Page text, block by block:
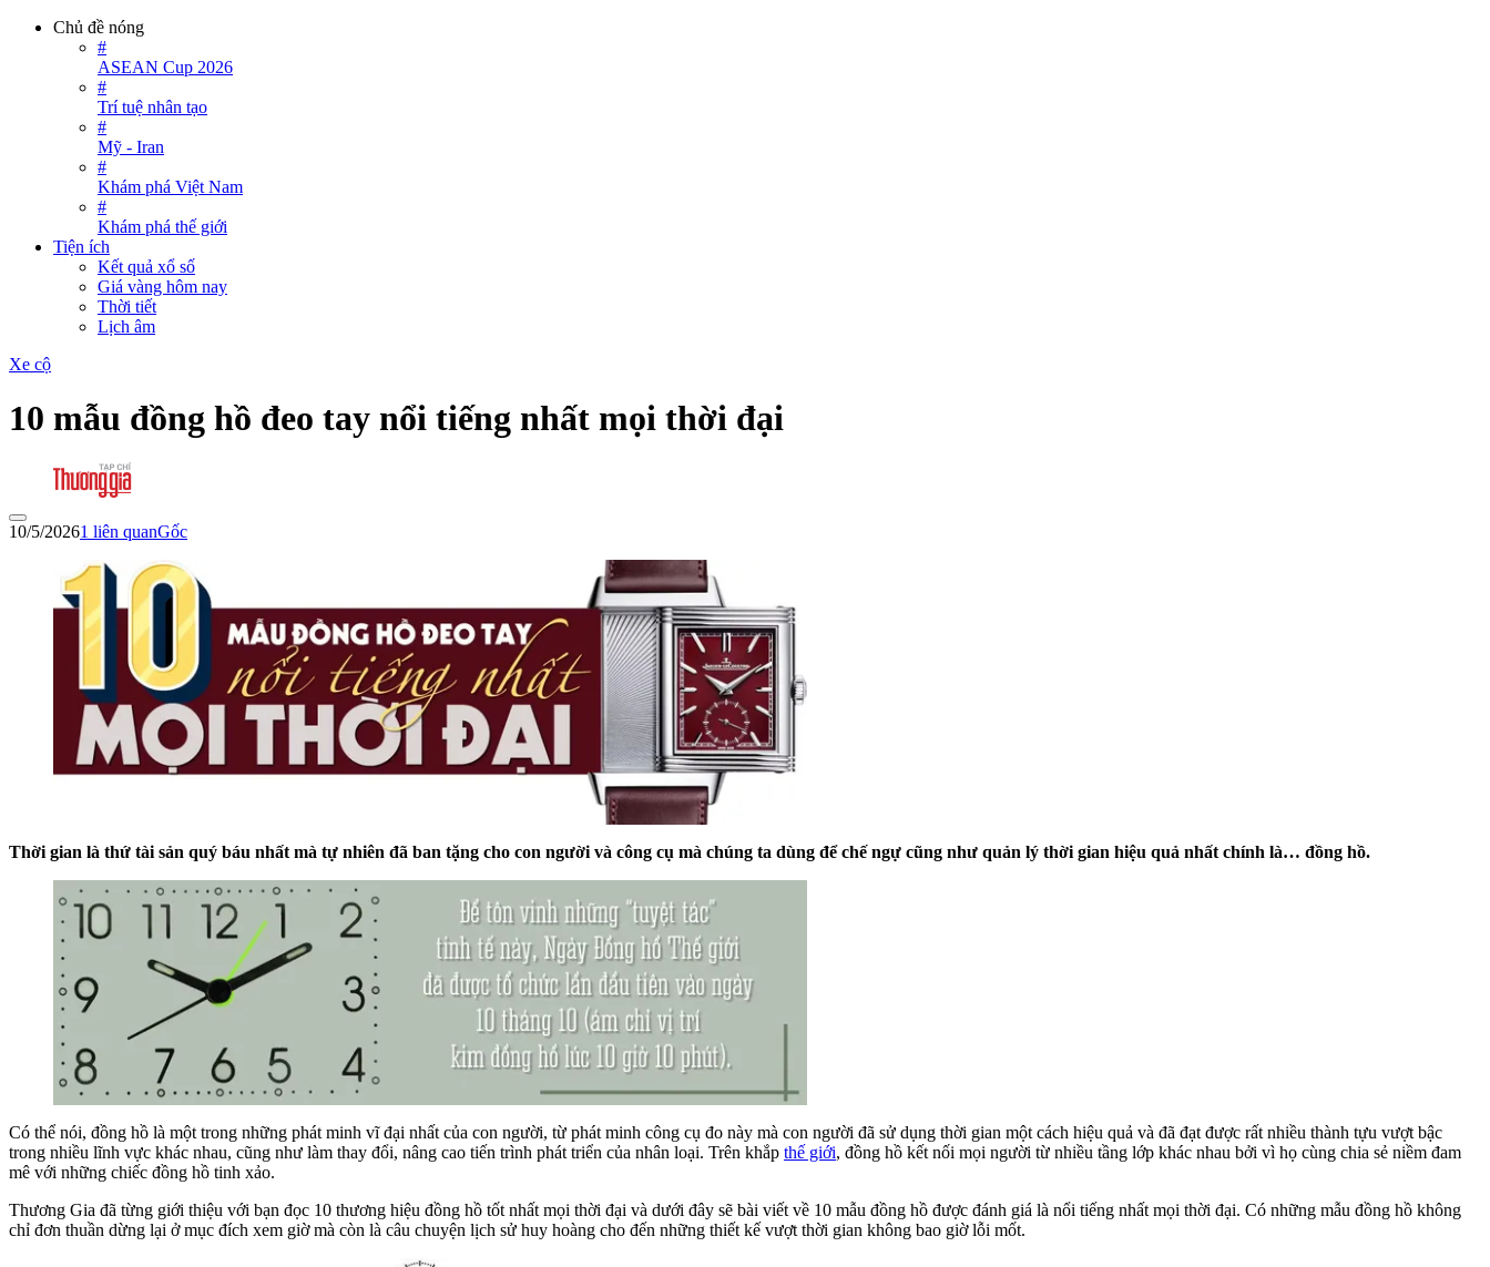
Chủ đề nóng
#
ASEAN Cup 2026
#
Trí tuệ nhân tạo
#
Mỹ - Iran
#
Khám phá Việt Nam
#
Khám phá thế giới
Tiện ích
Kết quả xổ số
Giá vàng hôm nay
Thời tiết
Lịch âm
Xe cộ
10 mẫu đồng hồ đeo tay nổi tiếng nhất mọi thời đại
10/5/20261 liên quanGốc
Thời gian là thứ tài sản quý báu nhất mà tự nhiên đã ban tặng cho con người và công cụ mà chúng ta dùng để chế ngự cũng như quản lý thời gian hiệu quả nhất chính là… đồng hồ.
Có thể nói, đồng hồ là một trong những phát minh vĩ đại nhất của con người, từ phát minh công cụ đo này mà con người đã sử dụng thời gian một cách hiệu quả và đã đạt được rất nhiều thành tựu vượt bậc
trong nhiều lĩnh vực khác nhau, cũng như làm thay đổi, nâng cao tiến trình phát triển của nhân loại. Trên khắp thế giới, đồng hồ kết nối mọi người từ nhiều tầng lớp khác nhau bởi vì họ cùng chia sẻ niềm đam
mê với những chiếc đồng hồ tinh xảo.
Thương Gia đã từng giới thiệu với bạn đọc 10 thương hiệu đồng hồ tốt nhất mọi thời đại và dưới đây sẽ bài viết về 10 mẫu đồng hồ được đánh giá là nổi tiếng nhất mọi thời đại. Có những mẫu đồng hồ không
chỉ đơn thuần dừng lại ở mục đích xem giờ mà còn là câu chuyện lịch sử huy hoàng cho đến những thiết kế vượt thời gian không bao giờ lỗi mốt.